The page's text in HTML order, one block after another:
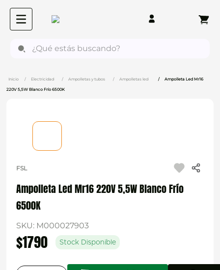
Electricidad Ampolletas y tubos Ampolletas led Ampolleta Led Mr16
220V 5,5W Blanco Frío 6500K
FSL
Ampolleta Led Mr16 220V 5,5W Blanco Frío
6500K
SKU: M000027903
$1790 Stock Disponible